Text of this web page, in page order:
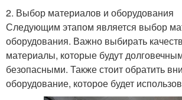
2. Выбор материалов и оборудования
Следующим этапом является выбор
оборудования. Важно выбирать
материалы, которые будут
безопасными. Также стоит обратить
оборудование, которое будет